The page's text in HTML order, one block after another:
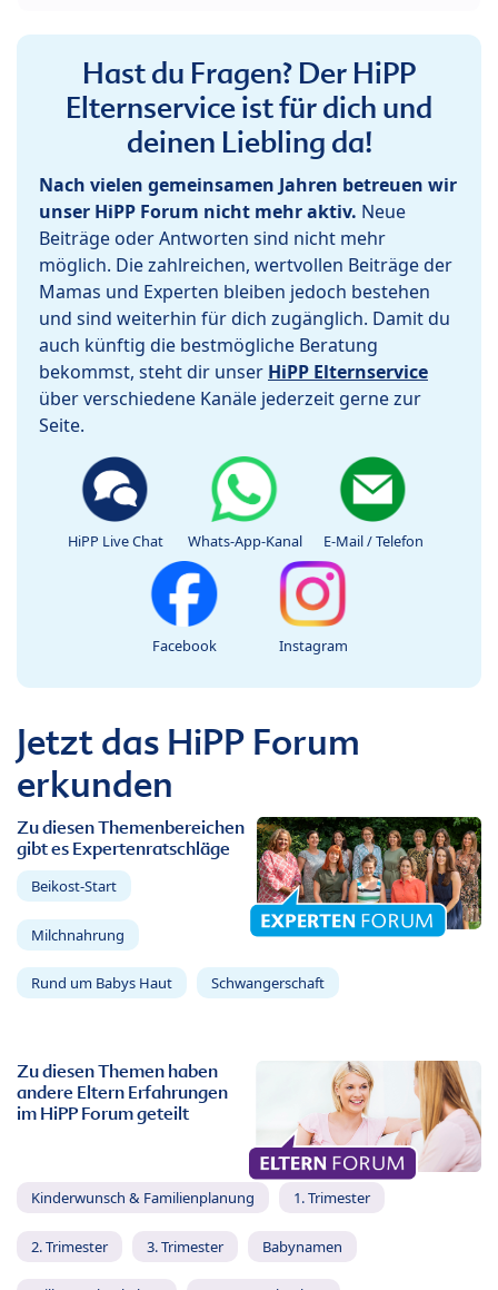
Hast du Fragen? Der HiPP
Elternservice ist für dich und
deinen Liebling da!
Nach vielen gemeinsamen Jahren betreuen wir
unser HiPP Forum nicht mehr aktiv. Neue
Beiträge oder Antworten sind nicht mehr
möglich. Die zahlreichen, wertvollen Beiträge der
Mamas und Experten bleiben jedoch bestehen
und sind weiterhin für dich zugänglich. Damit du
auch künftig die bestmögliche Beratung
bekommst, steht dir unser HiPP Elternservice
über verschiedene Kanäle jederzeit gerne zur
Seite.
HiPP Live Chat Whats-App-Kanal E-Mail / Telefon
Facebook Instagram
Jetzt das HiPP Forum
erkunden
Zu diesen Themenbereichen
gibt es Expertenratschläge
Beikost-Start
Milchnahrung
Rund um Babys Haut Schwangerschaft
Zu diesen Themen haben
andere Eltern Erfahrungen
im HiPP Forum geteilt
Kinderwunsch & Familienplanung 1. Trimester
2. Trimester 3. Trimester Babynamen